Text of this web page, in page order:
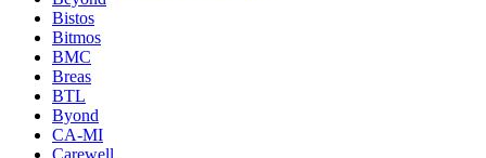
Bistos
Bitmos
BMC
Breas
BTL
Byond
CA-MI
Carewell